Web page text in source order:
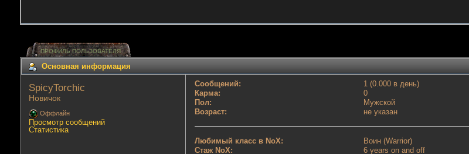
ПРОФИЛЬ ПОЛЬЗОВАТЕЛЯ
Основная информация
SpicyTorchic
Новичок
Оффлайн
Просмотр сообщений
Статистика
Сообщений:
1 (0.000 в день)
Карма:
0
Пол:
Мужской
Возраст:
не указан
Любимый класс в NoX:
Воин (Warrior)
Стаж NoX:
6 years on and off